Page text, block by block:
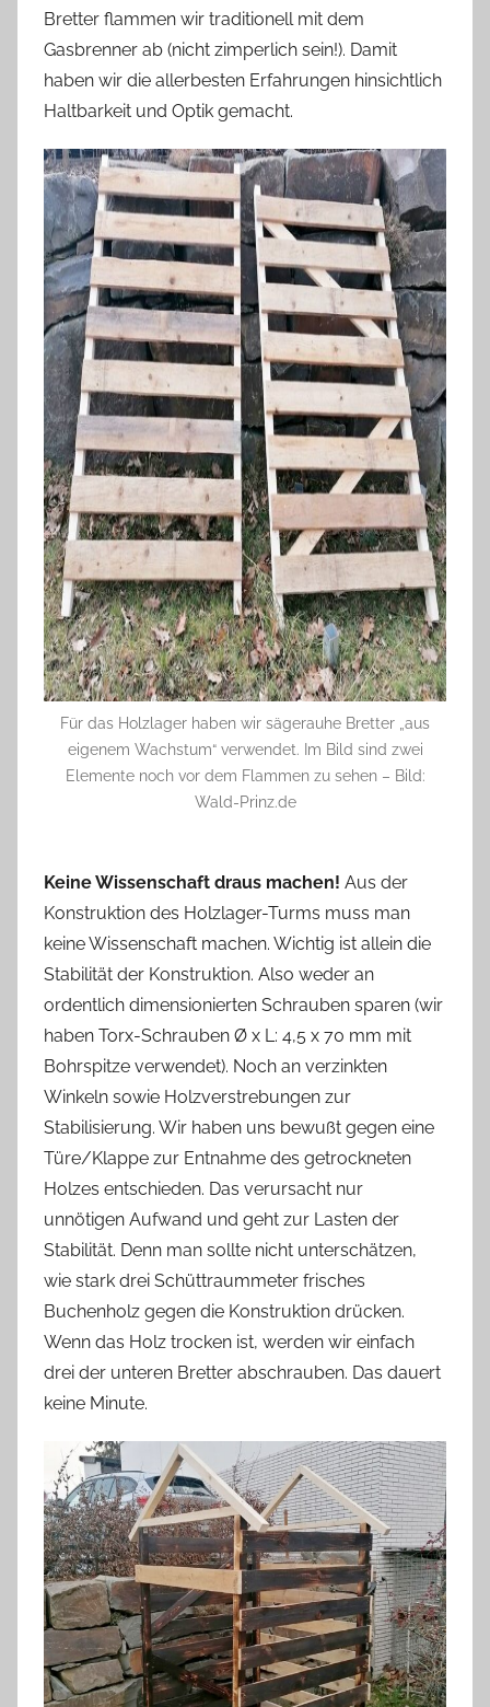
Bretter flammen wir traditionell mit dem
Gasbrenner ab (nicht zimperlich sein!). Damit
haben wir die allerbesten Erfahrungen hinsichtlich
Haltbarkeit und Optik gemacht.
Für das Holzlager haben wir sägerauhe Bretter „aus
eigenem Wachstum“ verwendet. Im Bild sind zwei
Elemente noch vor dem Flammen zu sehen – Bild:
Wald-Prinz.de
Keine Wissenschaft draus machen! Aus der
Konstruktion des Holzlager-Turms muss man
keine Wissenschaft machen. Wichtig ist allein die
Stabilität der Konstruktion. Also weder an
ordentlich dimensionierten Schrauben sparen (wir
haben Torx-Schrauben Ø x L: 4,5 x 70 mm mit
Bohrspitze verwendet). Noch an verzinkten
Winkeln sowie Holzverstrebungen zur
Stabilisierung. Wir haben uns bewußt gegen eine
Türe/Klappe zur Entnahme des getrockneten
Holzes entschieden. Das verursacht nur
unnötigen Aufwand und geht zur Lasten der
Stabilität. Denn man sollte nicht unterschätzen,
wie stark drei Schüttraummeter frisches
Buchenholz gegen die Konstruktion drücken.
Wenn das Holz trocken ist, werden wir einfach
drei der unteren Bretter abschrauben. Das dauert
keine Minute.